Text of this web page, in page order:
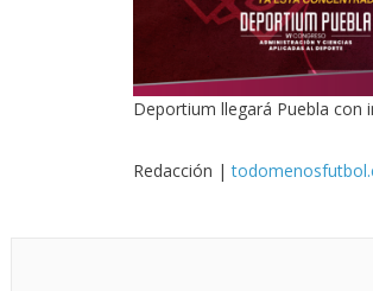
Deportium llegará Puebla con
Redacción |